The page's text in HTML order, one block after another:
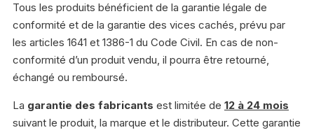
Tous les produits bénéficient de la garantie légale de
conformité et de la garantie des vices cachés, prévu par
les articles 1641 et 1386-1 du Code Civil. En cas de non-
conformité d’un produit vendu, il pourra être retourné,
échangé ou remboursé.
La garantie des fabricants est limitée de 12 à 24 mois
suivant le produit, la marque et le distributeur. Cette garantie